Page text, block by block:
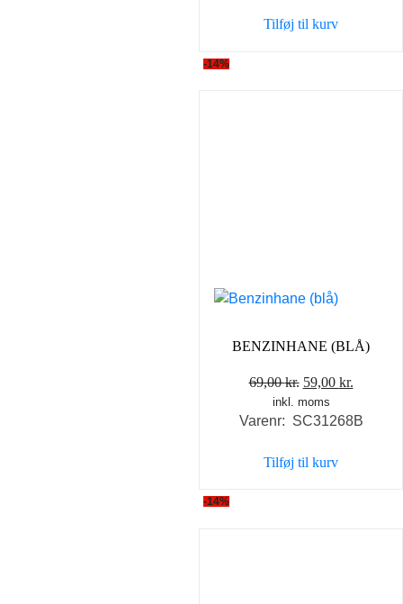
35,00 kr..
Tilføj til kurv
-14%
BENZINHANE (BLÅ)
69,00kr. Den
oprindelige
pris
69,00 kr..
59,00 kr.
pris
inkl. moms
Varenr: SC31268B
Tilføj til kurv
-14%